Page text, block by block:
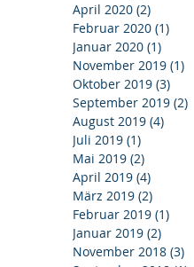
April 2020 (2)
Februar 2020 (1)
Januar 2020 (1)
November 2019 (1)
Oktober 2019 (3)
September 2019 (2)
August 2019 (4)
Juli 2019 (1)
Mai 2019 (2)
April 2019 (4)
März 2019 (2)
Februar 2019 (1)
Januar 2019 (2)
November 2018 (3)